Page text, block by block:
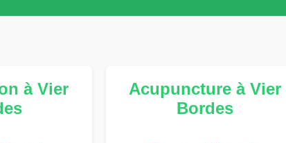
à Vier
Acupuncture à Vier
Bordes